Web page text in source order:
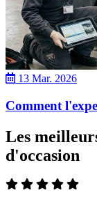
13 Mar. 2026
Comment
Les
d'occasion